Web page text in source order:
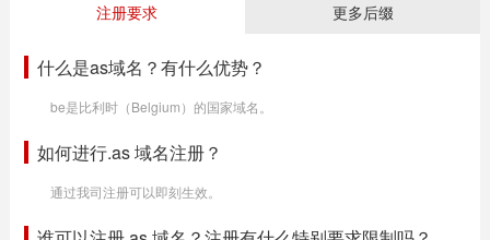
注册要求 更多后缀
什么是as域名？有什么优势？
be是比利时（Belgium）的国家域名。
如何进行.as 域名注册？
通过我司注册可以即刻生效。